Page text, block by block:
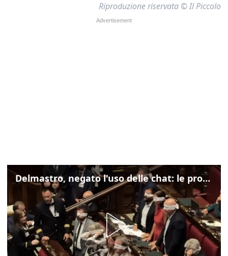
Riproduzione riservata © Il Piccolo
Delmastro, negato l'uso delle chat: le proteste di Avs e M5s